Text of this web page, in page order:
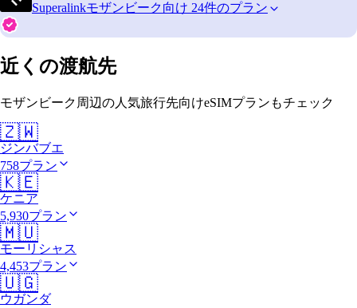
Superalinkモザンビーク向け 24件のプラン
近くの渡航先
モザンビーク周辺の人気旅行先向けeSIMプランもチェック
🇿🇼
ジンバブエ
758プラン
🇰🇪
ケニア
5,930プラン
🇲🇺
モーリシャス
4,453プラン
🇺🇬
ウガンダ